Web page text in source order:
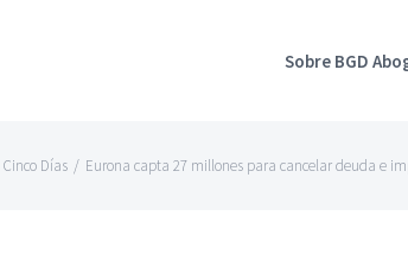
Sobre BGD
Cinco Días / Eurona capta 27 millones para cancelar deuda e